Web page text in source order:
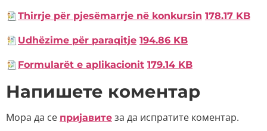
Thirrje për pjesëmarrje në konkursin 178.17 KB
Udhëzime për paraqitje 194.86 KB
Formularët e aplikacionit 179.14 KB
Напишете коментар
Мора да се пријавите за да испратите коментар.